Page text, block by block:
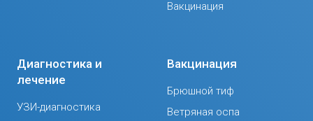
Вакцинация
Диагностика и
лечение
УЗИ-диагностика
Вакцинация
Брюшной тиф
Ветряная оспа